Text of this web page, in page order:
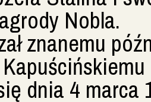
Nobla.
znanemu
dnia 4